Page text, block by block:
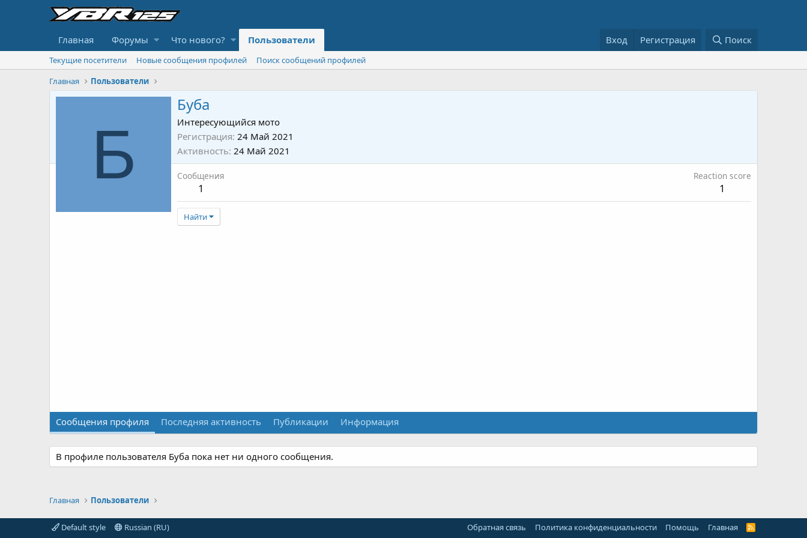
Главная Форумы Что нового? Пользователи Вход Регистрация Поиск
Текущие посетители Новые сообщения профилей
Поиск сообщений профилей
Главная
Пользователи
Б
Буба
Интересующийся мото
Регистрация 24 Май 2021
Активность 24 Май 2021
Сообщения
1
Reaction score
1
Найти
Сообщения профиля Последняя активность Публикации Информация
В профиле пользователя Буба пока нет ни одного сообщения.
Главная Пользователи
Default style Russian (RU) Обратная связь Политика конфиденциальности Помощь Главная
R